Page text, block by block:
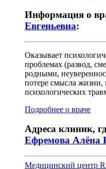
Информация о
Евгеньевна:
Оказывает
проблемах (развод,
родными,
потере смысла
психологических
Подробнее о враче
Адреса клиник,
Ефремова Алёна
Медицинский центр